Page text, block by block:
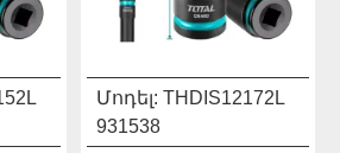
Մոդել: THDIS12172L
931538